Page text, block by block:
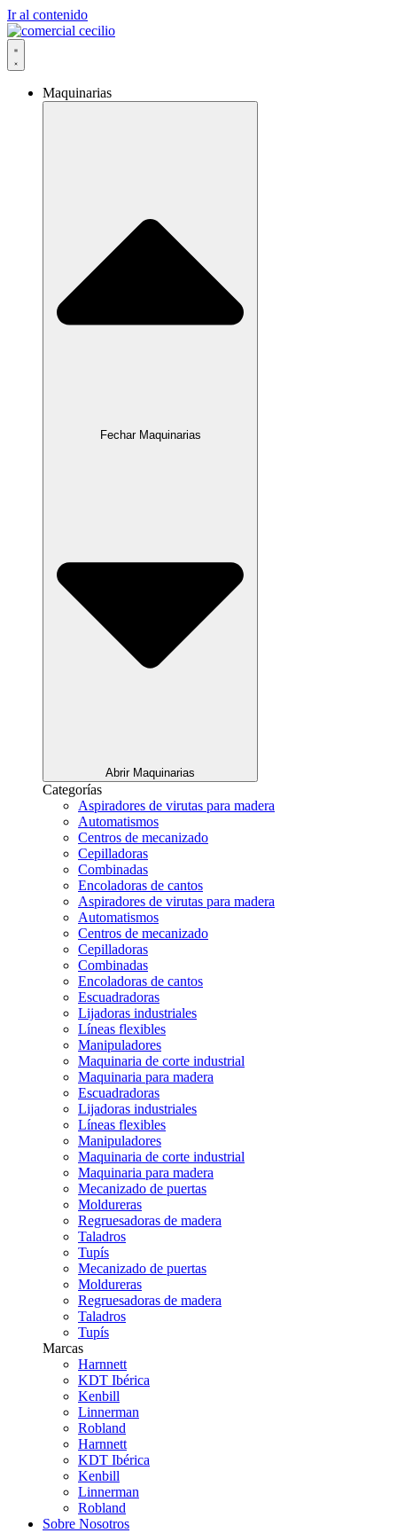
Ir al contenido
Maquinarias
Fechar Maquinarias
Abrir Maquinarias
Categorías
Aspiradores de virutas para madera
Automatismos
Centros de mecanizado
Cepilladoras
Combinadas
Encoladoras de cantos
Aspiradores de virutas para madera
Automatismos
Centros de mecanizado
Cepilladoras
Combinadas
Encoladoras de cantos
Escuadradoras
Lijadoras industriales
Líneas flexibles
Manipuladores
Maquinaria de corte industrial
Maquinaria para madera
Escuadradoras
Lijadoras industriales
Líneas flexibles
Manipuladores
Maquinaria de corte industrial
Maquinaria para madera
Mecanizado de puertas
Moldureras
Regruesadoras de madera
Taladros
Tupís
Mecanizado de puertas
Moldureras
Regruesadoras de madera
Taladros
Tupís
Marcas
Harnnett
KDT Ibérica
Kenbill
Linnerman
Robland
Harnnett
KDT Ibérica
Kenbill
Linnerman
Robland
Sobre Nosotros